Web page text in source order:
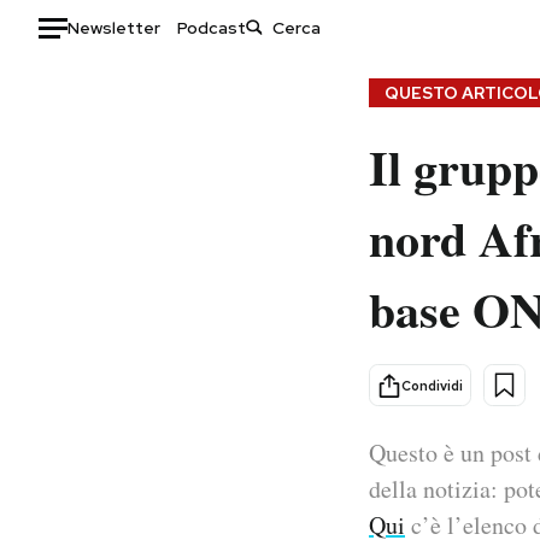
Newsletter Podcast
Storie/Idee
Altrecose
Mondiali calcio 2026
QUESTO
Il
nord
base
Condividi
Questo è un
della notizia:
Qui c’è